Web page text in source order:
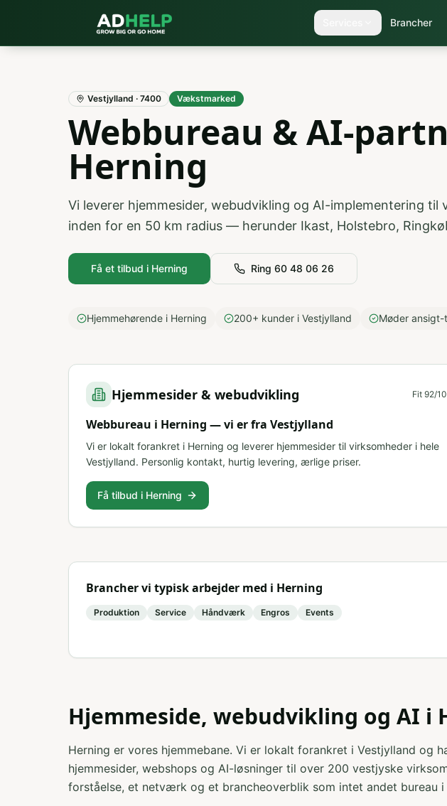
Brancher
Vestjylland · 7400 Vækstmarked
Webbureau & AI-
Herning
Vi leverer hjemmesider, webudvikling og AI-implementering til
inden for en 50 km radius — herunder Ikast, Holstebro,
Få et tilbud i Herning Ring 60 48 06 26
Hjemmehørende i Herning 200+ kunder i Vestjylland Møder
Hjemmesider & webudvikling Fit 92/
Webbureau i Herning — vi er fra Vestjylland
Vi er lokalt forankret i Herning og leverer hjemmesider til virksomheder i hele
Vestjylland. Personlig kontakt, hurtig levering, ærlige priser.
Få tilbud i Herning
Brancher vi typisk arbejder med i Herning
Produktion Service Håndværk Engros Events
Hjemmeside, webudvikling og AI i
Herning er vores hjemmebane. Vi er lokalt forankret i Vestjylland og
hjemmesider, webshops og AI-løsninger til over 200 vestjyske
forståelse, et netværk og et brancheoverblik som intet andet bureau i